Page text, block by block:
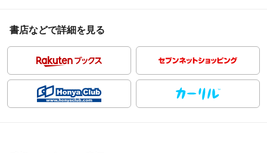
書店などで詳細を見る